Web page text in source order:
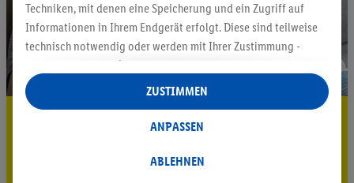
5.95 € Versand sparen³²ᵃ
Techniken, mit denen eine Speicherung und ein Zugriff auf
Informationen in Ihrem Endgerät erfolgt. Diese sind teilweise
technisch notwendig oder werden mit Ihrer Zustimmung -
auch durch Partner (u.a.
Verantwortliche; im Zusammenhang mit dem IAB TCF
insgesamt
Statistik-Erstellung oder für personalisierte Werbung
Datenverarbeitungen für personalisierte Werbung werden
ABLEHNEN
ANPASSEN
ZUSTIMMEN